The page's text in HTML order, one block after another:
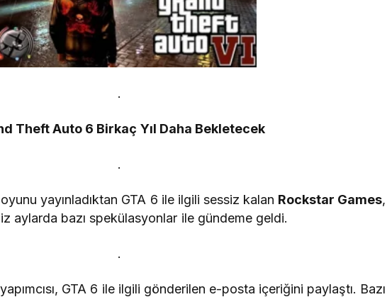
.
Theft Auto 6 Birkaç Yıl Daha Bekletecek
.
yayınladıktan GTA 6 ile ilgili sessiz kalan Rockstar Games,
aylarda bazı spekülasyonlar ile gündeme geldi.
.
GTA 6 ile ilgili gönderilen e-posta içeriğini paylaştı. Bazı